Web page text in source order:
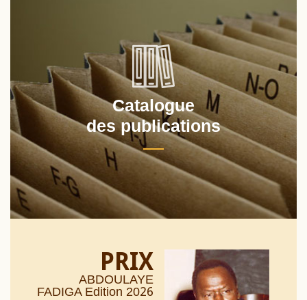
Catalogue
des publications
PRIX
ABDOULAYE
FADIGA Edition 2026